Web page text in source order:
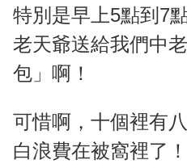
特別是早上5點到7
老天爺送給我們中
包」啊！
可惜啊，十個裡有
白浪費在被窩裡了！